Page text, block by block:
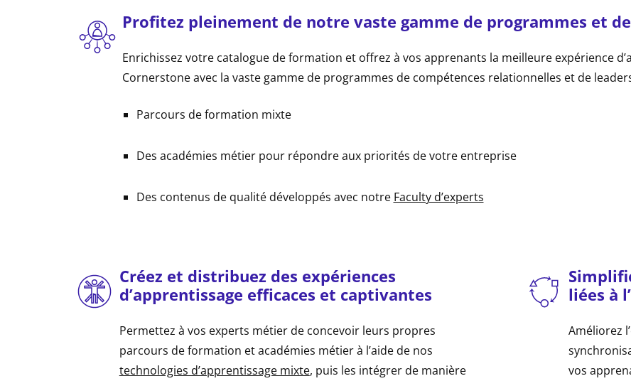
Profitez pleinement de notre vaste gamme de programmes et
Enrichissez votre catalogue de formation et offrez à vos apprenants la meilleure expérience
Cornerstone avec la vaste gamme de programmes de compétences relationnelles et de
Parcours de formation mixte
Des académies métier pour répondre aux priorités de votre entreprise
Des contenus de qualité développés avec notre Faculty d’experts
Créez et distribuez des expériences
d’apprentissage efficaces et captivantes
Permettez à vos experts métier de concevoir leurs propres
parcours de formation et académies métier à l’aide de nos
technologies d’apprentissage mixte, puis les intégrer de manière
liées à
Améliorez
vos